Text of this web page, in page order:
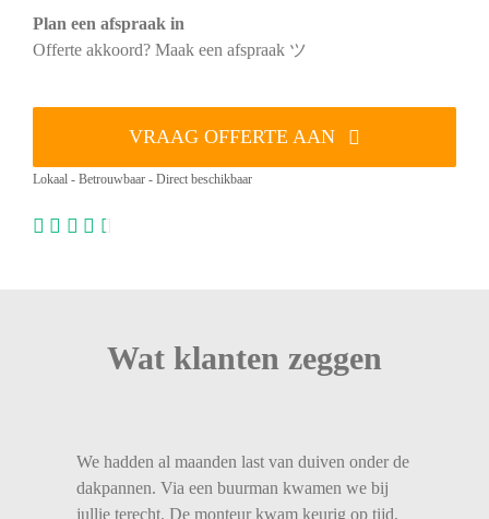
Plan een afspraak in
Offerte akkoord? Maak een afspraak ツ
VRAAG OFFERTE AAN
Lokaal - Betrouwbaar - Direct beschikbaar
Wat klanten zeggen
We hadden al maanden last van duiven onder de
dakpannen. Via een buurman kwamen we bij
jullie terecht. De monteur kwam keurig op tijd,